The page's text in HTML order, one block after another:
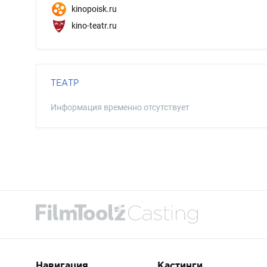
kinopoisk.ru
kino-teatr.ru
ТЕАТР
Информация временно отсутствует